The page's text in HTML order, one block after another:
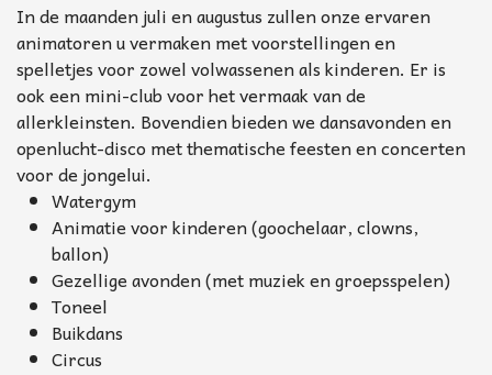
In de maanden juli en augustus zullen onze ervaren
animatoren u vermaken met voorstellingen en
spelletjes voor zowel volwassenen als kinderen. Er is
ook een mini-club voor het vermaak van de
allerkleinsten. Bovendien bieden we dansavonden en
openlucht-disco met thematische feesten en concerten
voor de jongelui.
Watergym
Animatie voor kinderen (goochelaar, clowns,
ballon)
Gezellige avonden (met muziek en groepsspelen)
Toneel
Buikdans
Circus